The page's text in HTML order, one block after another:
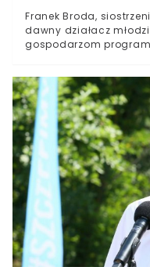
Franek Broda,
dawny działacz
gospodarzom
trzęsienie ziemi na
Siostrzeniec
Broda to znany
homoseksualista,
licznych
występował przeciwko
Czarnka. Prywatnie,
uwagę na jego
Mateusza
programie WTV "Ok,
Michalinę Koblę i
programu chętnie
opowiedzianych przez